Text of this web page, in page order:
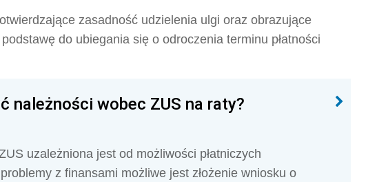
zasadność udzielenia ulgi oraz obrazujące
do ubiegania się o odroczenia terminu płatności
należności wobec ZUS na raty?
uzależniona jest od możliwości płatniczych
z finansami możliwe jest złożenie wniosku o